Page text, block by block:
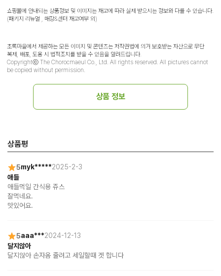
쇼핑몰에 안내되는 상품정보 및 이미지는 재고에 따라 실제 받으시는 정보와 다를 수 있습니다.
(패키지 리뉴얼 , 매장&센터 재고여부 외)
초록마을에서 제공하는 모든 이미지 및 콘텐츠는 저작권법에 의거 보호받는 자산으로 무단
복제, 배포, 도용 시 법적조치를 받을 수 있음을 알려드립니다.
Copyrightⓒ The Chorocmaeul Co., Ltd. All rights reserved. All pictures cannot
be copied without permission.
상품 정보
상품평
5myk*****2025-2-3
애들
애들먹일 간식용 쥬스
잘먹네요.
맛있어요.
5aaa***2024-12-13
달지않아
달지않아 손자옴 줄려고 세일할때 겟 합니다